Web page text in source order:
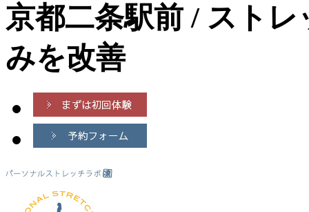
京都二条駅前 / スト
みを改善